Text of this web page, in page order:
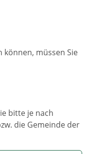
können, müssen Sie
bitte je nach
die Gemeinde der